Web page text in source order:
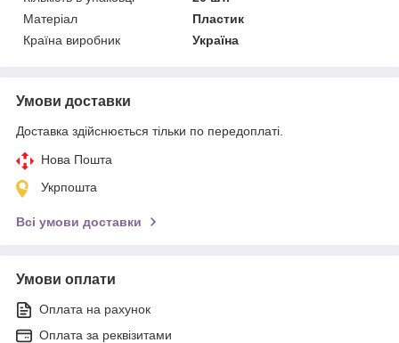
Матеріал
Пластик
Країна виробник
Україна
Умови доставки
Доставка здійснюється тільки по передоплаті.
Нова Пошта
Укрпошта
Всі умови доставки
Умови оплати
Оплата на рахунок
Оплата за реквізитами